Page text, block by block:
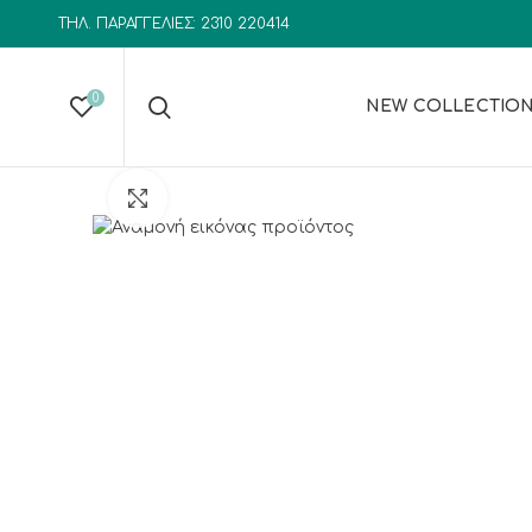
ΤΗΛ. ΠΑΡΑΓΓΕΛΙΕΣ: 2310 220414
0 NEW COLLECTION